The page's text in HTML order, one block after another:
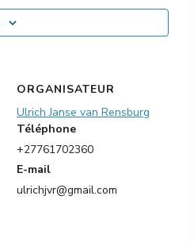
ORGANISATEUR
Ulrich Janse van Rensburg
Téléphone
+27761702360
E-mail
ulrichjvr@gmail.com